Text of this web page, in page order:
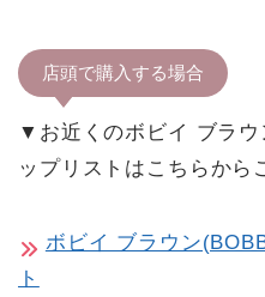
店頭で購入する場合
▼お近くのボビイ ブラ
ップリストはこちらから
ボビイ ブラウン
ト